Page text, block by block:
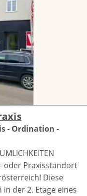
- Ordination -
oder Praxisstandort
Diese
der 2. Etage eines